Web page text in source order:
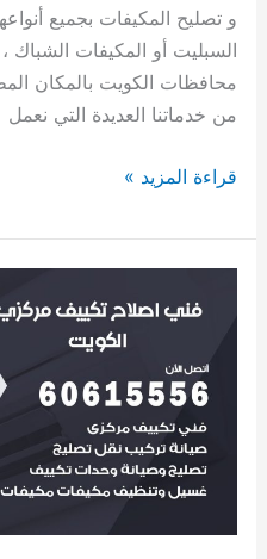
و تصليح المكيفات بجميع
السبليت أو المكيفات الشباك
محافظات الكويت بالمكان
من خدماتنا العديدة التي
قراءة المزيد »
تكييف
60615556
اصلاح
تصليح
مركزي